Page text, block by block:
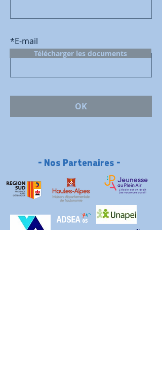
*E-mail
OK
Télécharger les documents
- Nos Partenaires -